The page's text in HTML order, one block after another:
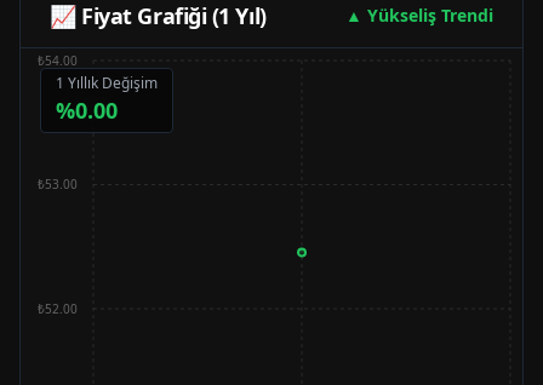
📈 Fiyat Grafiği (1 Yıl) ▲ Yükseliş Trendi
1 Yıllık Değişim
%0.00
₺52.00
₺53.00
₺54.00